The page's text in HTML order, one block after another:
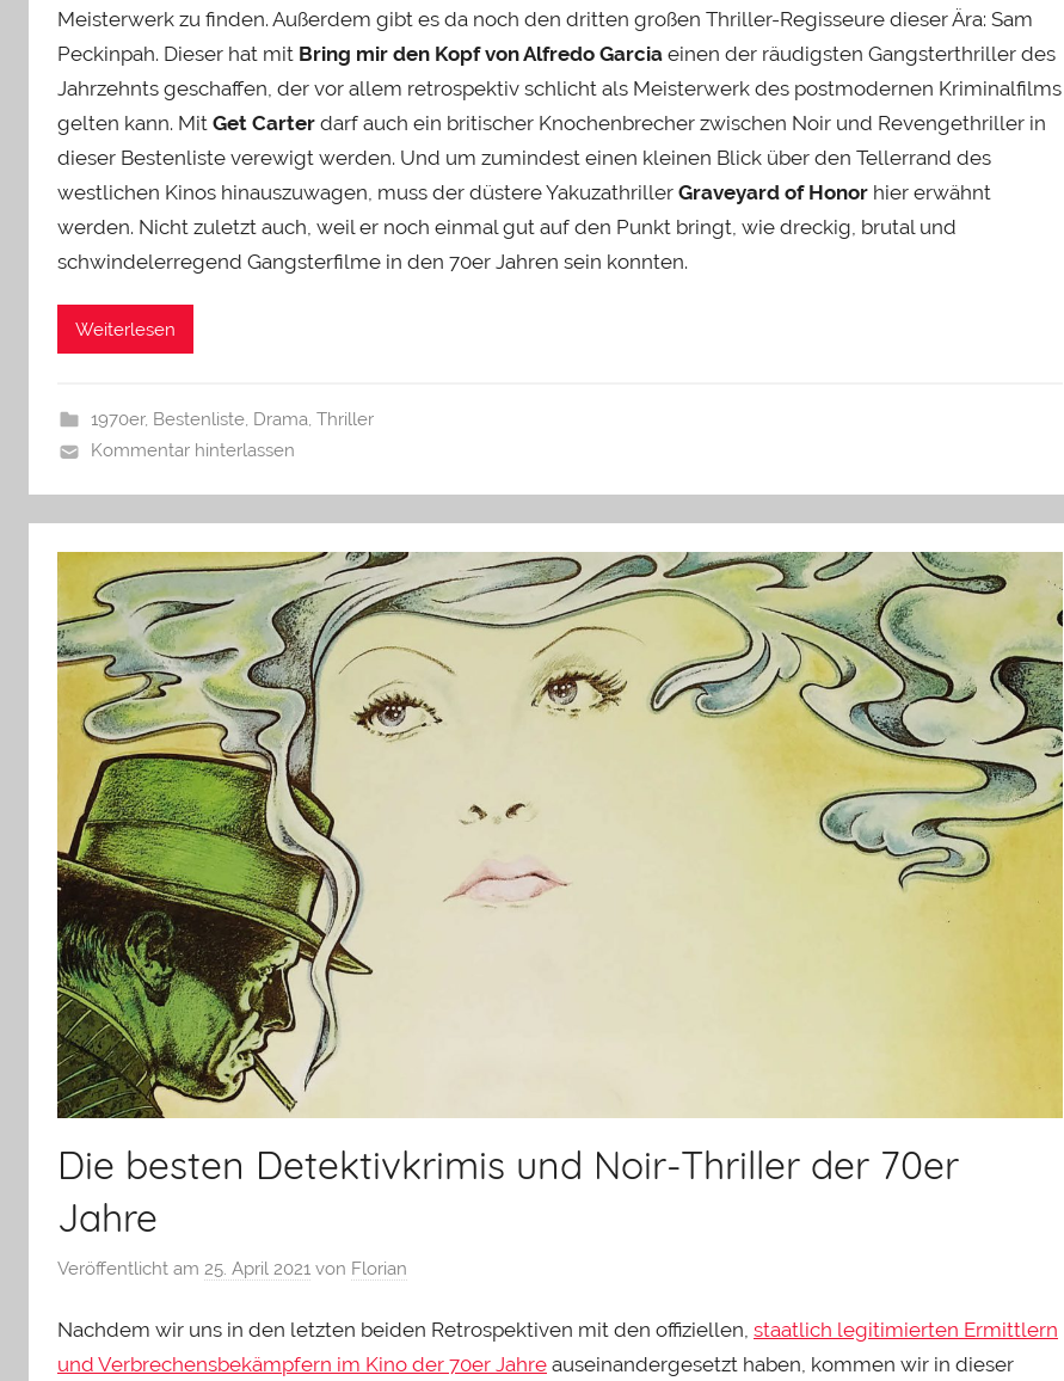
Meisterwerk zu finden. Außerdem gibt es da noch den dritten großen Thriller-Regisseure dieser Ära: Sam
Peckinpah. Dieser hat mit Bring mir den Kopf von Alfredo Garcia einen der räudigsten Gangsterthriller des
Jahrzehnts geschaffen, der vor allem retrospektiv schlicht als Meisterwerk des postmodernen Kriminalfilms
gelten kann. Mit Get Carter darf auch ein britischer Knochenbrecher zwischen Noir und Revengethriller in
dieser Bestenliste verewigt werden. Und um zumindest einen kleinen Blick über den Tellerrand des
westlichen Kinos hinauszuwagen, muss der düstere Yakuzathriller Graveyard of Honor hier erwähnt
werden. Nicht zuletzt auch, weil er noch einmal gut auf den Punkt bringt, wie dreckig, brutal und
schwindelerregend Gangsterfilme in den 70er Jahren sein konnten.
Weiterlesen
1970er, Bestenliste, Drama, Thriller
Kommentar hinterlassen
Die besten Detektivkrimis und Noir-Thriller der 70er
Jahre
Veröffentlicht am 25. April 2021 von Florian
Nachdem wir uns in den letzten beiden Retrospektiven mit den offiziellen, staatlich legitimierten Ermittlern
und Verbrechensbekämpfern im Kino der 70er Jahre auseinandergesetzt haben, kommen wir in dieser